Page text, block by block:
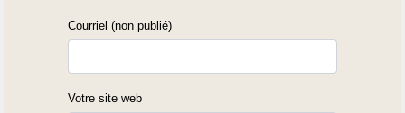
Courriel (non publié)
Votre site web